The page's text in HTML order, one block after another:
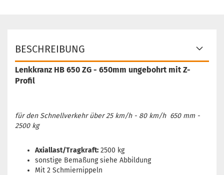
BESCHREIBUNG
Lenkkranz HB 650 ZG - 650mm ungebohrt mit Z-
Profil
für den Schnellverkehr über 25 km/h - 80 km/h 650 mm -
2500 kg
Axiallast/Tragkraft: 2500 kg
sonstige Bemaßung siehe Abbildung
Mit 2 Schmiernippeln